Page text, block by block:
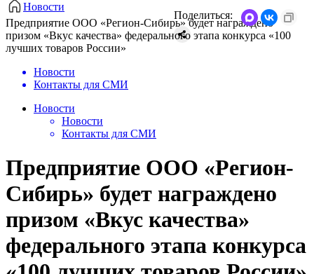
Новости
Предприятие ООО «Регион-Сибирь» будет награждено
призом «Вкус качества» федерального этапа конкурса «100
лучших товаров России»
Поделиться:
Новости
Контакты для СМИ
Новости
Новости
Контакты для СМИ
Предприятие ООО «Регион-
Сибирь» будет награждено
призом «Вкус качества»
федерального этапа конкурса